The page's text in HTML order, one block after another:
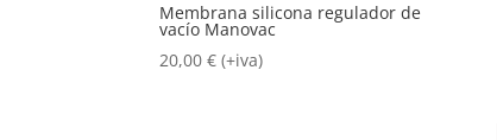
Membrana silicona regulador de
vacío Manovac
20,00€ (+iva)